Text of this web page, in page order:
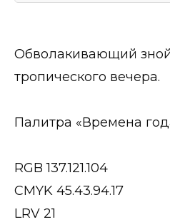
Обволакивающий
тропического вечера.
Палитра «Времена
RGB 137.121.104
CMYK 45.43.94.17
LRV 21